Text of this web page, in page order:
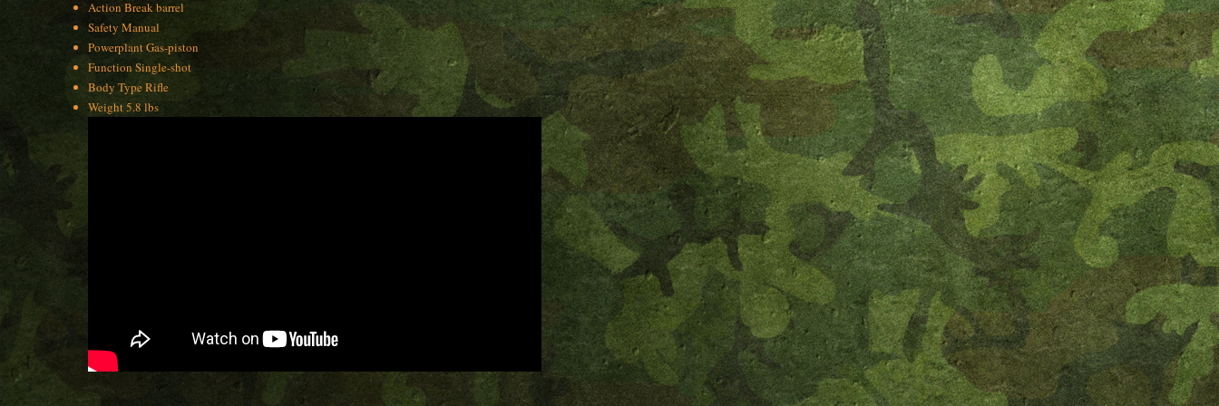
Action Break barrel
Safety Manual
Powerplant Gas-piston
Function Single-shot
Body Type Rifle
Weight 5.8 lbs